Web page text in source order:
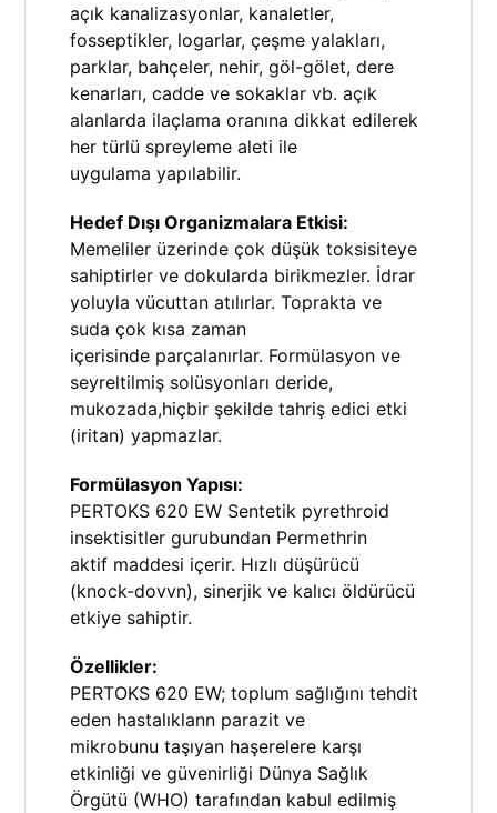
açık kanalizasyonlar, kanaletler,
fosseptikler, logarlar, çeşme yalakları,
parklar, bahçeler, nehir, göl-gölet, dere
kenarları, cadde ve sokaklar vb. açık
alanlarda ilaçlama oranına dikkat edilerek
her türlü spreyleme aleti ile
uygulama yapılabilir.
Hedef Dışı Organizmalara Etkisi:
Memeliler üzerinde çok düşük toksisiteye
sahiptirler ve dokularda birikmezler. İdrar
yoluyla vücuttan atılırlar. Toprakta ve
suda çok kısa zaman
içerisinde parçalanırlar. Formülasyon ve
seyreltilmiş solüsyonları deride,
mukozada,hiçbir şekilde tahriş edici etki
(iritan) yapmazlar.
Formülasyon Yapısı:
PERTOKS 620 EW Sentetik pyrethroid
insektisitler gurubundan Permethrin
aktif maddesi içerir. Hızlı düşürücü
(knock-dovvn), sinerjik ve kalıcı öldürücü
etkiye sahiptir.
Özellikler:
PERTOKS 620 EW; toplum sağlığını tehdit
eden hastalıklann parazit ve
mikrobunu taşıyan haşerelere karşı
etkinliği ve güvenirliği Dünya Sağlık
Örgütü (WHO) tarafından kabul edilmiş